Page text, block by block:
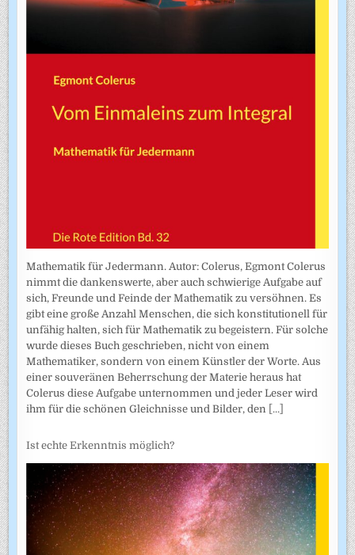
Mathematik für Jedermann. Autor: Colerus, Egmont Colerus
nimmt die dankenswerte, aber auch schwierige Aufgabe auf
sich, Freunde und Feinde der Mathematik zu versöhnen. Es
gibt eine große Anzahl Menschen, die sich konstitutionell für
unfähig halten, sich für Mathematik zu begeistern. Für solche
wurde dieses Buch geschrieben, nicht von einem
Mathematiker, sondern von einem Künstler der Worte. Aus
einer souveränen Beherrschung der Materie heraus hat
Colerus diese Aufgabe unternommen und jeder Leser wird
ihm für die schönen Gleichnisse und Bilder, den [...]
Ist echte Erkenntnis möglich?